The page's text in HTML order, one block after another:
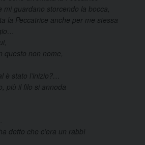
mi guardano storcendo la bocca,
la Peccatrice anche per me stessa
questo non nome,
è stato l’inizio?…
più il filo si annoda
detto che c’era un rabbì